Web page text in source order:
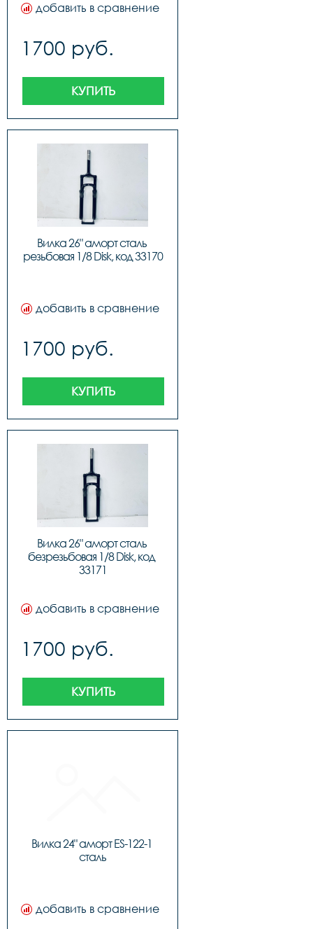
добавить в сравнение
1700 руб.
КУПИТЬ
Вилка 26" аморт сталь
резьбовая 1/8 Disk, код 33170
добавить в сравнение
1700 руб.
КУПИТЬ
Вилка 26" аморт сталь
безрезьбовая 1/8 Disk, код
33171
добавить в сравнение
1700 руб.
КУПИТЬ
Вилка 24" аморт ES-122-1
сталь
добавить в сравнение